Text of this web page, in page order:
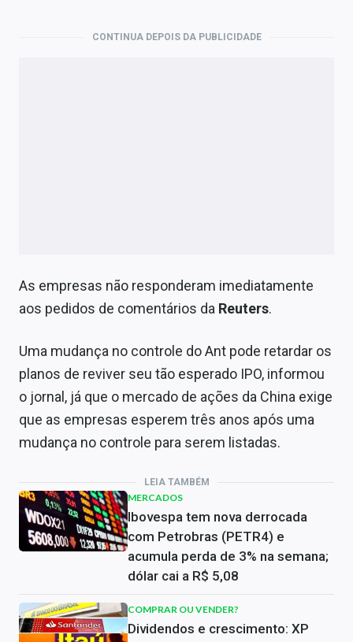
CONTINUA DEPOIS DA PUBLICIDADE
As empresas não responderam imediatamente
aos pedidos de comentários da Reuters.
Uma mudança no controle do Ant pode retardar os
planos de reviver seu tão esperado IPO, informou
o jornal, já que o mercado de ações da China exige
que as empresas esperem três anos após uma
mudança no controle para serem listadas.
LEIA TAMBÉM
MERCADOS
Ibovespa tem nova derrocada
com Petrobras (PETR4) e
acumula perda de 3% na semana;
dólar cai a R$ 5,08
COMPRAR OU VENDER?
Dividendos e crescimento: XP